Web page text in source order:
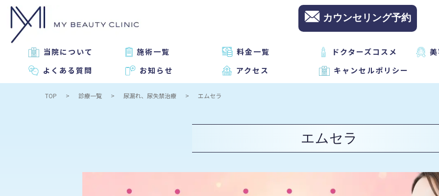
カウンセリング予約
当院について 施術一覧 料金一覧 ドクターズコスメ
よくある質問
お知らせ アクセス キャンセルポリシー
TOP 診療一覧 尿漏れ、尿失禁治療 エムセラ
エムセラ